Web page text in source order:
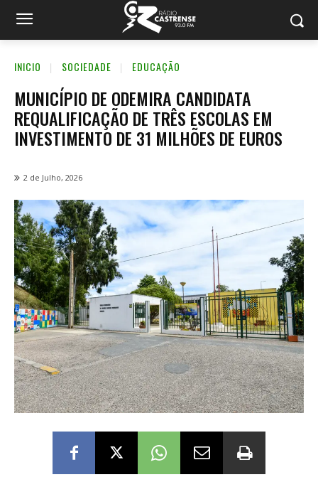
INICIO SOCIEDADE EDUCAÇÃO
MUNICÍPIO DE ODEMIRA CANDIDATA
REQUALIFICAÇÃO DE TRÊS ESCOLAS EM
INVESTIMENTO DE 31 MILHÕES DE EUROS
2 de Julho, 2026